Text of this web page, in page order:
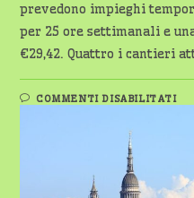
prevedono impieghi
per 25 ore settimanali e
€29,42. Quattro i cantieri
COMMENTI DISABILITATISU